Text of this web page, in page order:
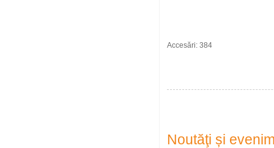
Accesări: 384
Noutăţi și